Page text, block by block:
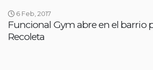
6 Feb, 2017
Funcional Gym abre en el barrio
Recoleta